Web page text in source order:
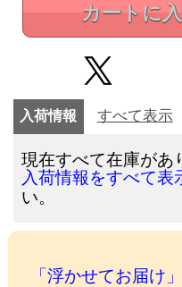
カートに
入荷情報 すべて表示
現在すべて在庫があ
入荷情報をすべて表
い。
「浮かせてお届け